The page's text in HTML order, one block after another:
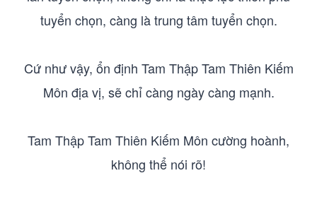
tuyển chọn, càng là trung tâm tuyển chọn.
Cứ như vậy, ổn định Tam Thập Tam Thiên Kiếm
Môn địa vị, sẽ chỉ càng ngày càng mạnh.
Tam Thập Tam Thiên Kiếm Môn cường hoành,
không thể nói rõ!